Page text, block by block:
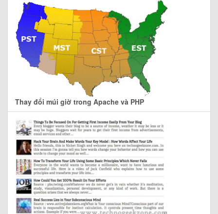
Thay đổi múi giờ trong Apache và PHP